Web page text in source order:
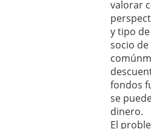
valorar
y tipo
socio
fondos
se
dinero.
El